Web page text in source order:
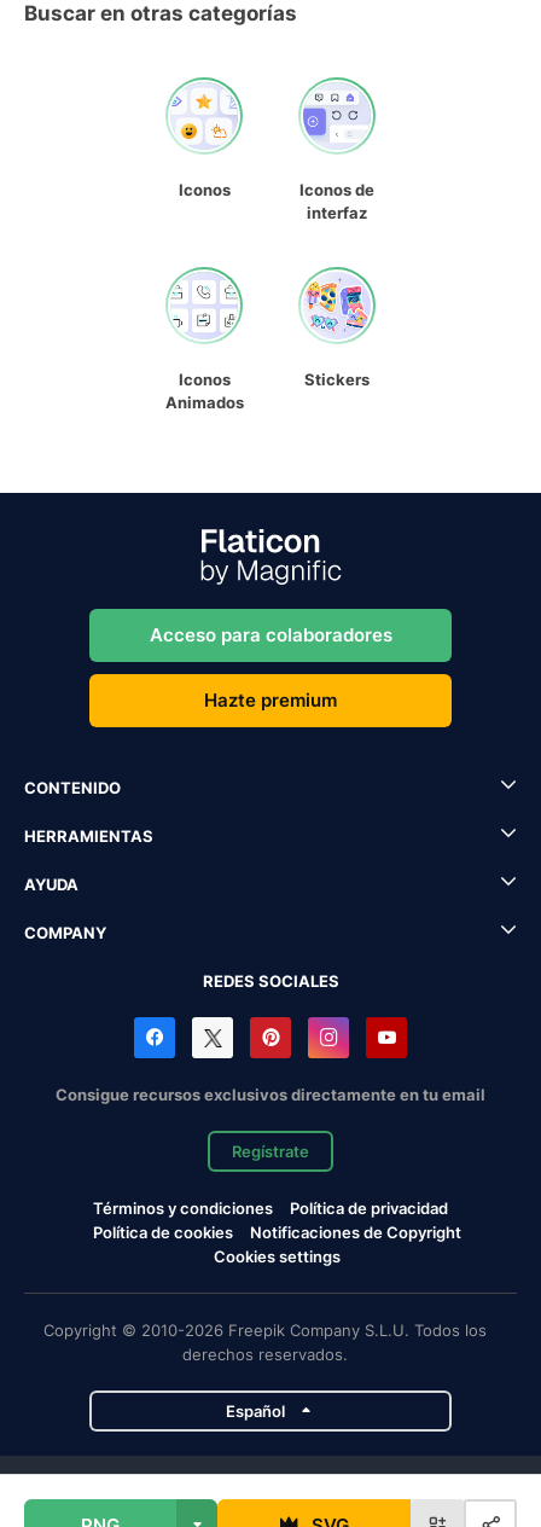
Buscar en otras categorías
Iconos
Iconos de
interfaz
Iconos
Animados
Stickers
Acceso para colaboradores
Hazte premium
CONTENIDO
HERRAMIENTAS
AYUDA
COMPANY
REDES SOCIALES
Consigue recursos exclusivos directamente en tu email
Regístrate
Términos y condiciones
Política de privacidad
Política de cookies
Notificaciones de Copyright
Cookies settings
Copyright © 2010-2026 Freepik Company S.L.U. Todos los
derechos reservados.
Español